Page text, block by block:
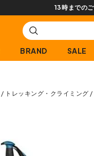
BRAND SALE
トレッキング・クライミング